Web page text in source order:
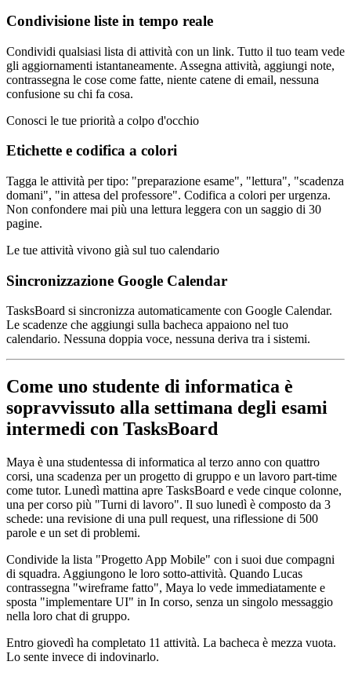
Condivisione liste in tempo reale
Condividi qualsiasi lista di attività con un link. Tutto il tuo team vede
gli aggiornamenti istantaneamente. Assegna attività, aggiungi note,
contrassegna le cose come fatte, niente catene di email, nessuna
confusione su chi fa cosa.
Conosci le tue priorità a colpo d'occhio
Etichette e codifica a colori
Tagga le attività per tipo: "preparazione esame", "lettura", "scadenza
domani", "in attesa del professore". Codifica a colori per urgenza.
Non confondere mai più una lettura leggera con un saggio di 30
pagine.
Le tue attività vivono già sul tuo calendario
Sincronizzazione Google Calendar
TasksBoard si sincronizza automaticamente con Google Calendar.
Le scadenze che aggiungi sulla bacheca appaiono nel tuo
calendario. Nessuna doppia voce, nessuna deriva tra i sistemi.
Come uno studente di informatica è
sopravvissuto alla settimana degli esami
intermedi con TasksBoard
Maya è una studentessa di informatica al terzo anno con quattro
corsi, una scadenza per un progetto di gruppo e un lavoro part-time
come tutor. Lunedì mattina apre TasksBoard e vede cinque colonne,
una per corso più "Turni di lavoro". Il suo lunedì è composto da 3
schede: una revisione di una pull request, una riflessione di 500
parole e un set di problemi.
Condivide la lista "Progetto App Mobile" con i suoi due compagni
di squadra. Aggiungono le loro sotto-attività. Quando Lucas
contrassegna "wireframe fatto", Maya lo vede immediatamente e
sposta "implementare UI" in In corso, senza un singolo messaggio
nella loro chat di gruppo.
Entro giovedì ha completato 11 attività. La bacheca è mezza vuota.
Lo sente invece di indovinarlo.